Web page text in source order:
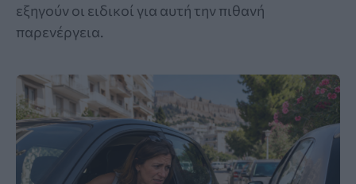
εξηγούν οι ειδικοί για αυτή την πιθανή
παρενέργεια.